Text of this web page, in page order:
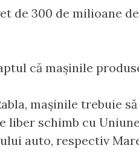
de 300 de milioane
că mașinile
mașinile trebuie
liber schimb cu
auto, respectiv